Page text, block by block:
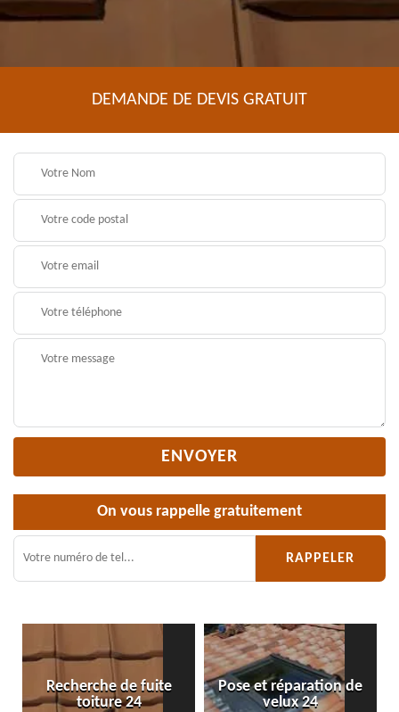
DEMANDE DE DEVIS GRATUIT
On vous rappelle gratuitement
Recherche de fuite
toiture 24
Pose et réparation de
velux 24